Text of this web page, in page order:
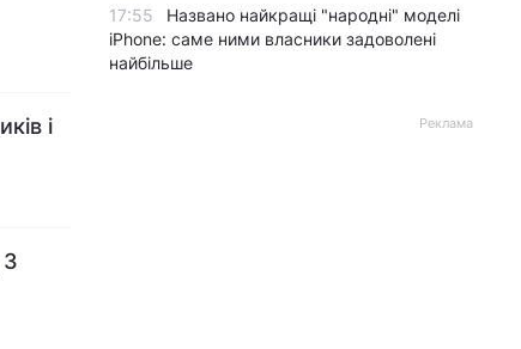
і
3
17:55
Названо найкращі "народні" моделі
iPhone: саме ними власники задоволені
найбільше
Реклама